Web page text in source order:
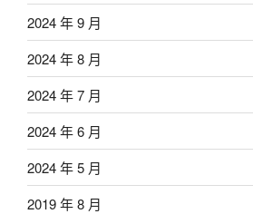
2024 年 9 月
2024 年 8 月
2024 年 7 月
2024 年 6 月
2024 年 5 月
2019 年 8 月